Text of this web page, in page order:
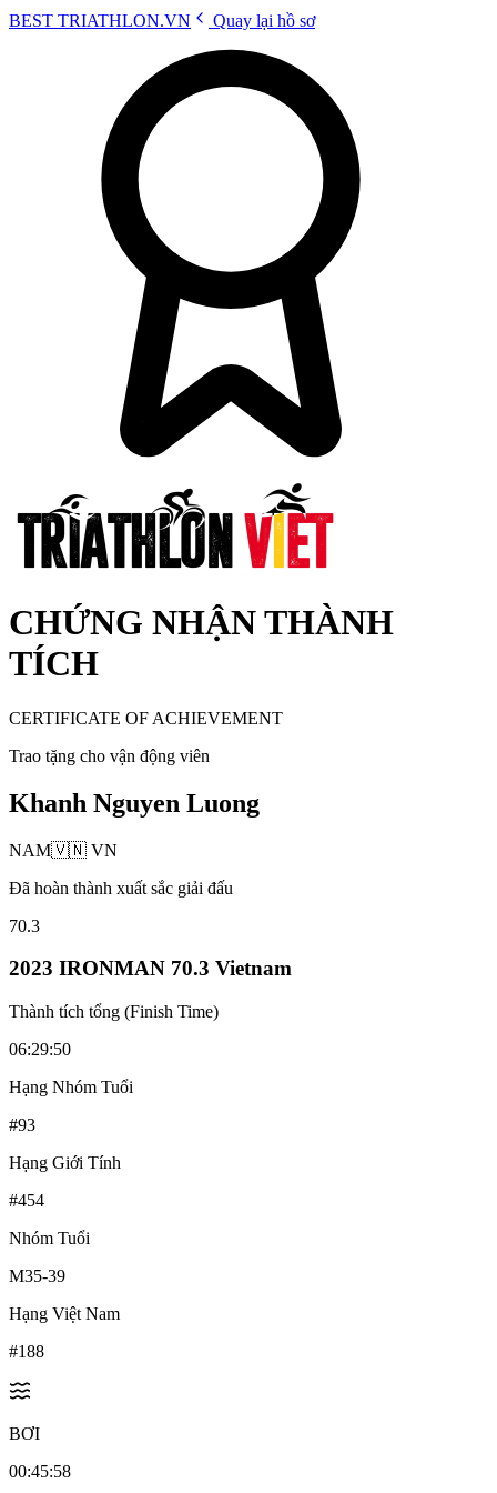
BEST TRIATHLON.VN Quay lại hồ sơ
CHỨNG NHẬN THÀNH
TÍCH
CERTIFICATE OF ACHIEVEMENT
Trao tặng cho vận động viên
Khanh Nguyen Luong
NAM🇻🇳 VN
Đã hoàn thành xuất sắc giải đấu
70.3
2023 IRONMAN 70.3 Vietnam
Thành tích tổng (Finish Time)
06:29:50
Hạng Nhóm Tuổi
#93
Hạng Giới Tính
#454
Nhóm Tuổi
M35-39
Hạng Việt Nam
#188
BƠI
00:45:58